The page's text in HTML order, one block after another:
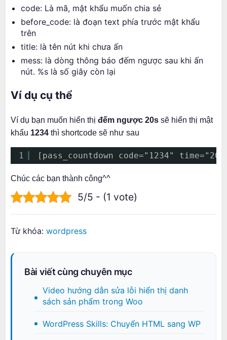
code: Là mã, mật khẩu muốn chia sẻ
before_code: là đoạn text phía trước mật khẩu
trên
title: là tên nút khi chưa ấn
mess: là dòng thông báo đếm ngược sau khi ấn
nút. %s là số giây còn lại
Ví dụ cụ thể
Ví dụ bạn muốn hiển thị đếm ngược 20s sẽ hiển thị mật
khẩu 1234 thì shortcode sẽ như sau
1 [pass_countdown code="1234"
Chúc các bạn thành công^^
5/5 - (1 vote)
Từ khóa: wordpress
Bài viết cùng chuyên mục
Video hướng dẫn sửa lỗi hiển thị danh
sách sản phẩm trong Woo
WordPress Skills: Chuyển HTML sang WP